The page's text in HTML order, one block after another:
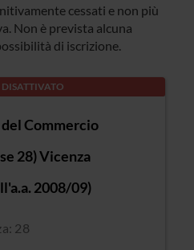
cessati e non più
Non è prevista alcuna
di iscrizione.
Commercio
28) Vicenza
2008/09)
28